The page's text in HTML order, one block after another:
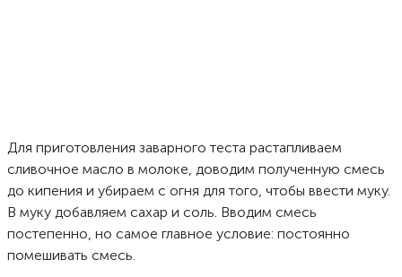
Для приготовления заварного теста растапливаем
сливочное масло в молоке, доводим полученную смесь
до кипения и убираем с огня для того, чтобы ввести муку.
В муку добавляем сахар и соль. Вводим смесь
постепенно, но самое главное условие: постоянно
помешивать смесь.